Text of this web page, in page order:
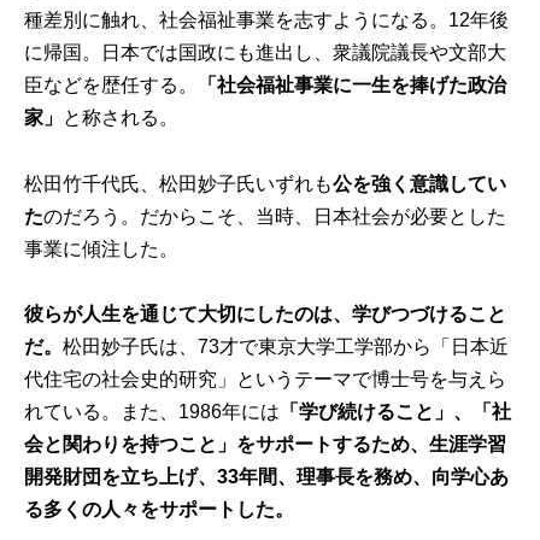
種差別に触れ、社会福祉事業を志すようになる。12年後
に帰国。日本では国政にも進出し、衆議院議長や文部大
臣などを歴任する。
「社会福祉事業に一生を捧げた政治
家」 と称される。
松田竹千代氏、松田妙子氏いずれも公を強く意識してい
たのだろう。だからこそ、当時、日本社会が必要とした
事業に傾注した。
彼らが人生を通じて大切にしたのは、学びつづけること
だ。松田妙子氏は、73才で東京大学工学部から「日本近
代住宅の社会史的研究」というテーマで博士号を与えら
れている。また、1986年には 「学び続けること」、「社
会と関わりを持つこと」をサポートするため、生涯学習
開発財団を立ち上げ、33年間、理事長を務め、向学心あ
る多くの人々をサポートした。